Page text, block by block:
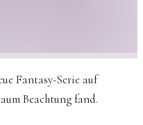
Fantasy-Serie auf
Beachtung fand.